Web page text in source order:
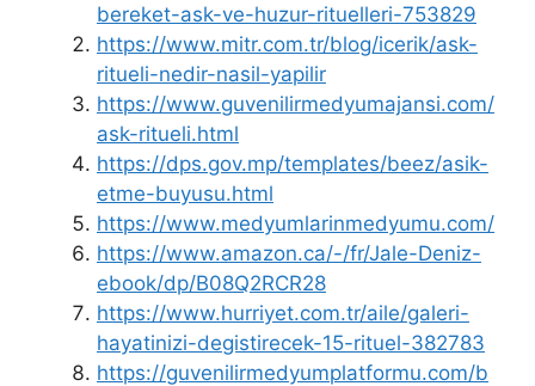
bereket-ask-ve-huzur-rituelleri-753829
https://www.mitr.com.tr/blog/icerik/ask-
ritueli-nedir-nasil-yapilir
https://www.guvenilirmedyumajansi.com/
ask-ritueli.html
https://dps.gov.mp/templates/beez/asik-
etme-buyusu.html
https://www.medyumlarinmedyumu.com/
https://www.amazon.ca/-/fr/Jale-Deniz-
ebook/dp/B08Q2RCR28
https://www.hurriyet.com.tr/aile/galeri-
hayatinizi-degistirecek-15-rituel-382783
https://guvenilirmedyumplatformu.com/b